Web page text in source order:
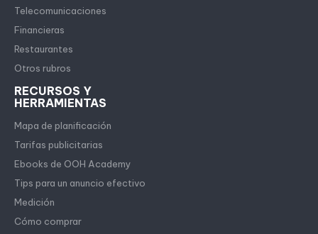
Telecomunicaciones
Financieras
Restaurantes
Otros rubros
RECURSOS Y
HERRAMIENTAS
Mapa de planificación
Tarifas publicitarias
Ebooks de OOH Academy
Tips para un anuncio efectivo
Medición
Cómo comprar